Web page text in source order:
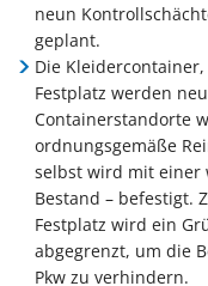
neun
geplant.
Die
Festplatz werden
Containerstandorte
ordnungsgemäße
selbst wird mit einer
Bestand – befestigt.
Festplatz wird ein
abgegrenzt, um die
Pkw zu verhindern.